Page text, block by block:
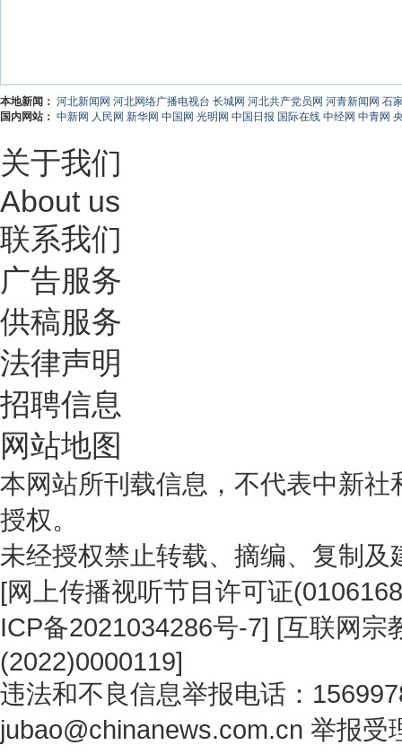
本地新闻： 河北新闻网 河北网络广播电视台 长城网 河北共产党员网 河青新闻网 石
国内网站： 中新网 人民网 新华网 中国网 光明网 中国日报 国际在线 中经网 中青网
关于我们
About us
联系我们
广告服务
供稿服务
法律声明
招聘信息
网站地图
本网站所刊载信息，不代表中新
授权。
未经授权禁止转载、摘编、复制
[网上传播视听节目许可证
ICP备2021034286号-7] [互联网宗
(2022)0000119]
违法和不良信息举报电话：
jubao@chinanews.com.cn 举报受